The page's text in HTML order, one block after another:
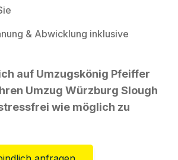
& Abwicklung inklusive
auf Umzugskönig Pfeiffer
Umzug Würzburg Slough
wie möglich zu